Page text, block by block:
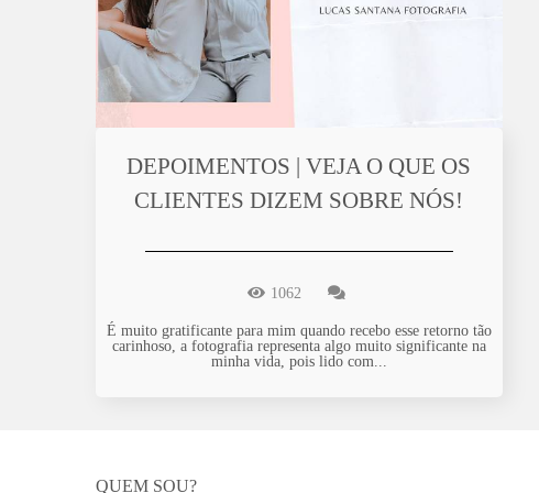
DEPOIMENTOS | VEJA O QUE OS
CLIENTES DIZEM SOBRE NÓS!
1062
É muito gratificante para mim quando recebo esse retorno tão
carinhoso, a fotografia representa algo muito significante na
minha vida, pois lido com...
QUEM SOU?